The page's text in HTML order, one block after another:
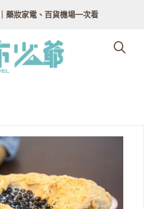
藥妝家電、百貨機場一次看